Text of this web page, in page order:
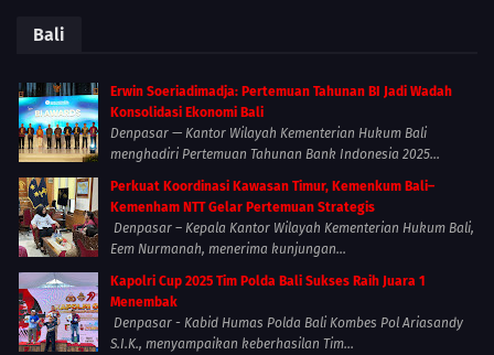
Bali
Erwin Soeriadimadja: Pertemuan Tahunan BI Jadi Wadah
Konsolidasi Ekonomi Bali
Denpasar — Kantor Wilayah Kementerian Hukum Bali
menghadiri Pertemuan Tahunan Bank Indonesia 2025...
Perkuat Koordinasi Kawasan Timur, Kemenkum Bali–
Kemenham NTT Gelar Pertemuan Strategis
Denpasar – Kepala Kantor Wilayah Kementerian Hukum Bali,
Eem Nurmanah, menerima kunjungan...
Kapolri Cup 2025 Tim Polda Bali Sukses Raih Juara 1
Menembak
Denpasar - Kabid Humas Polda Bali Kombes Pol Ariasandy
S.I.K., menyampaikan keberhasilan Tim...